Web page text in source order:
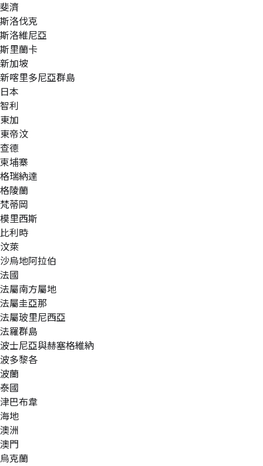
斐濟
斯洛伐克
斯洛維尼亞
斯里蘭卡
新加坡
新喀里多尼亞群島
日本
智利
東加
東帝汶
查德
柬埔寨
格瑞納達
格陵蘭
梵蒂岡
模里西斯
比利時
汶萊
沙烏地阿拉伯
法國
法屬南方屬地
法屬圭亞那
法屬玻里尼西亞
法羅群島
波士尼亞與赫塞格維納
波多黎各
波蘭
泰國
津巴布韋
海地
澳洲
澳門
烏克蘭